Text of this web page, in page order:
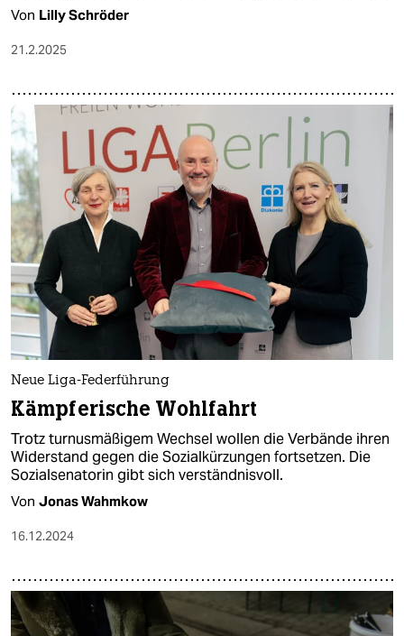
Von Lilly Schröder
21.2.2025
Neue Liga-Federführung
Kämpferische Wohlfahrt
Trotz turnusmäßigem Wechsel wollen die Verbände ihren
Widerstand gegen die Sozialkürzungen fortsetzen. Die
Sozialsenatorin gibt sich verständnisvoll.
Von Jonas Wahmkow
16.12.2024